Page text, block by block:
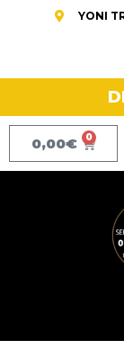
YONI
0,00€ 0